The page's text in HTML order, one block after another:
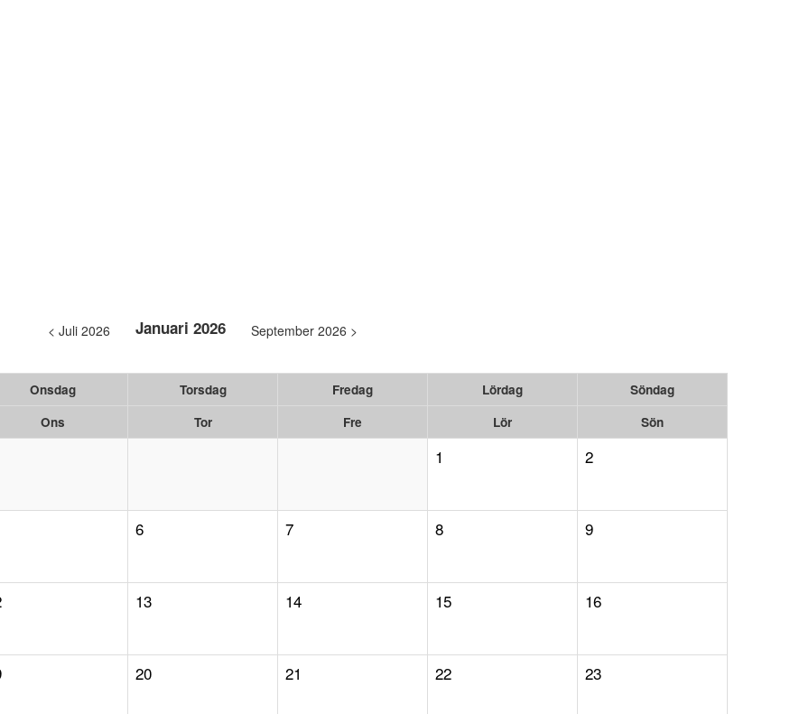
< Juli 2026 Januari 2026 September 2026 >
Onsdag Torsdag Fredag Lördag
Söndag
Ons Tor Fre Lör Sön
1 2
6 7 8 9
13 14 15 16
20 21 22 23